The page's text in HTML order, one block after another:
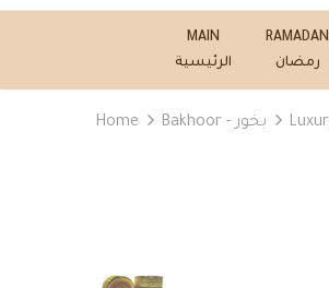
MAIN
الرئيسية
RAMADAN
رمضان
Home Bakhoor - بخور